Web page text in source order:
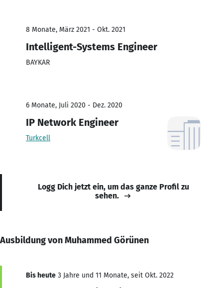
8 Monate, März 2021 - Okt. 2021
Intelligent-Systems Engineer
BAYKAR
6 Monate, Juli 2020 - Dez. 2020
IP Network Engineer
Turkcell
Logg Dich jetzt ein, um das ganze Profil zu
sehen.
Ausbildung von Muhammed Görünen
Bis heute 3 Jahre und 11 Monate, seit Okt. 2022